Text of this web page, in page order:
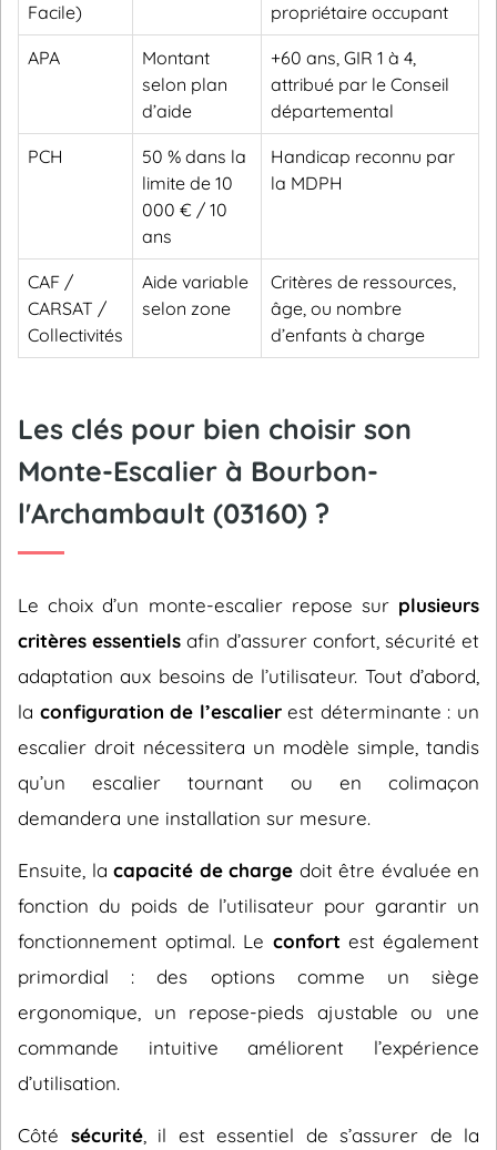
Facile)
propriétaire occupant
APA
Montant
selon plan
d’aide
+60 ans, GIR 1 à 4,
attribué par le Conseil
départemental
PCH
50 % dans la
limite de 10
000 € / 10
ans
Handicap reconnu par
la MDPH
CAF /
CARSAT /
Collectivités
Aide variable
selon zone
Critères de ressources,
âge, ou nombre
d’enfants à charge
Les clés pour bien choisir son
Monte-Escalier à Bourbon-
l'Archambault (03160) ?
Le choix d’un monte-escalier repose sur plusieurs
critères essentiels afin d’assurer confort, sécurité et
adaptation aux besoins de l’utilisateur. Tout d’abord,
la configuration de l’escalierest déterminante : un
escalier droit nécessitera un modèle simple, tandis
qu’un escalier tournant ou en colimaçon
demandera une installation sur mesure.
Ensuite, la capacité de charge doit être évaluée en
fonction du poids de l’utilisateur pour garantir un
fonctionnement optimal. Le confort est également
primordial : des options comme un siège
ergonomique, un repose-pieds ajustable ou une
commande intuitive améliorent l’expérience
d’utilisation.
Côté sécurité, il est essentiel de s’assurer de la